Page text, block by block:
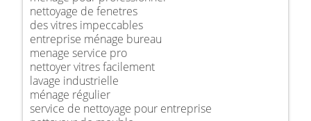
nettoyage de fenetres
des vitres impeccables
entreprise ménage bureau
menage service pro
nettoyer vitres facilement
lavage industrielle
ménage régulier
service de nettoyage pour entreprise